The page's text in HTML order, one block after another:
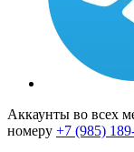
Аккаунты во всех
номеру +7 (985)